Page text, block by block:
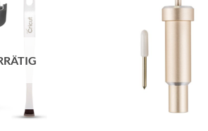
Wunschliste
hinzufügen